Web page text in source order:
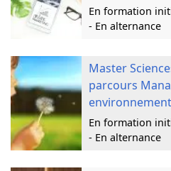
En formation
- En alternance
Master
parcours
En formation
- En alternance